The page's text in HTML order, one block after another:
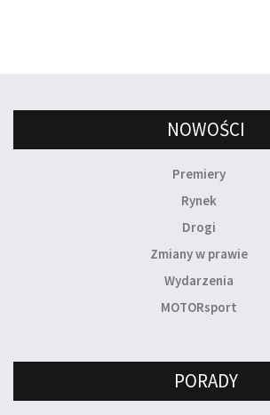
NOWOŚCI
Premiery
Rynek
Drogi
Zmiany w prawie
Wydarzenia
MOTORsport
PORADY